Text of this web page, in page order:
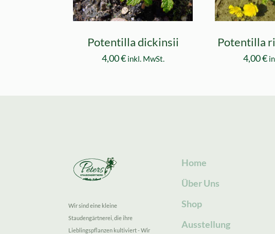
Potentilla dickinsii
4,00€ inkl. MwSt.
Potentilla
4,00€
Wir sind eine kleine
Staudengärtnerei, die ihre
Lieblingspflanzen kultiviert - Wir
Home
Über Uns
Shop
Ausstellung